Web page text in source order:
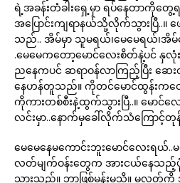
ရဲ့အခန်းတံခါးရှေ့မှာ ရပ်နေတာကိုတွ
အပြောင်းကျရာနယ်သို့လိုက်သွားပြီ..
သည်.. အိမ်မှာ သူမရယ်၊မေမေရယ်၊အိ
.မေမေကတော့မောင်လေးစိတ်နဲ့ပင် နှလုံ
ညနေကပင် ဆရာဝန်လာကြည့်ပြီး ဆေး
နေဟန်တူသည်။ ကိုတင်မောင်ထွန်းက
ကိုကားတစ်စီးနဲ့ထွက်သွားပြီ..။ မောင်လ
လင်းမှာ..နောက်မှခေါ်လိုက်သံကြော
မေမေနေမကောင်းဘူးမောင်လေး
လတ်မျက်ဝန်းတွေက အားငယ်နေသည့်
သွားသည်။ ဘာဖြစ်မှန်းမသိ။ မလတ်ကို